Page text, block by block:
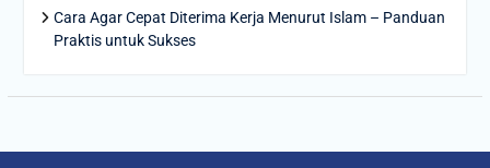
Cara Agar Cepat Diterima Kerja Menurut Islam – Panduan
Praktis untuk Sukses